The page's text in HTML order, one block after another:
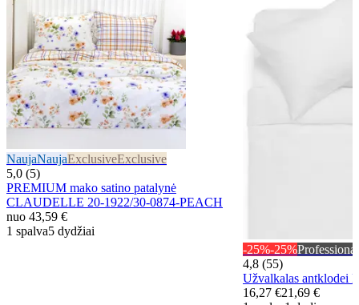
NaujaNaujaExclusiveExclusive
5,0 (5)
PREMIUM mako satino patalynė
CLAUDELLE 20-1922/30-0874-PEACH
nuo 43,59 €
1 spalva5 dydžiai
-25%-25%Professional
4,8 (55)
Užvalkalas antklodei
16,27 €21,69 €